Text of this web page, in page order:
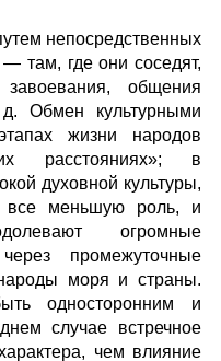
непосредственных
там, где они соседят,
общения
д. Обмен культурными
жизни народов
расстояниях»; в
духовной культуры,
все меньшую роль, и
огромные
промежуточные
моря и страны.
односторонним и
случае встречное
чем влияние